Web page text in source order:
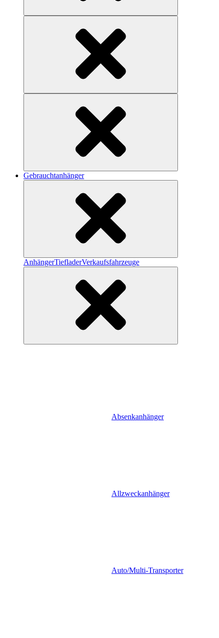
Gebrauchtanhänger
AnhängerTiefladerVerkaufsfahrzeuge
Absenkanhänger
Allzweckanhänger
Auto/Multi-Transporter